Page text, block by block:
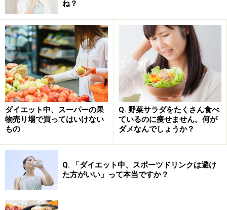
一方で、価格を重量で割って1gあたりの単価を算出する
と、
「セブンプレミアム ミニナン」＜「セブンプレミアム チ
ーズナン」＜「ターリー屋監修 手作りナン」
の順に変わります。「セブンプレミアム ミニナン」が一
番安いというのは変わりませんが、お得感なら「セブン
味・サイズの比較
「ターリー屋監修 手作りナン」の魅力はなんといっても
お店の味を気軽に体験できること。なかなか店舗まで足
ね？
ダイエット中、スーパーの果
物売り場で買ってはいけない
もの
Q. 野菜サラダをたくさん食べ
ているのに痩せません。何が
ダメなんでしょうか？
Q. 「ダイエット中、スポーツドリンクは避け
た方がいい」って本当ですか？